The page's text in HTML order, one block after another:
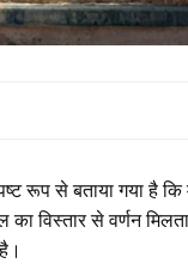
रूप से बताया गया है
विस्तार से वर्णन